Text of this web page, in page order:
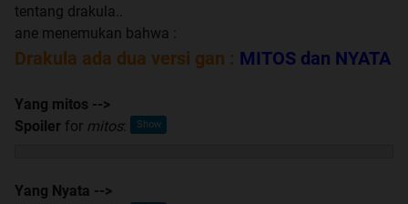
tentang drakula..
ane menemukan bahwa :
Drakula ada dua versi gan : MITOS dan NYATA
Yang mitos -->
Spoiler for mitos:
Yang Nyata -->